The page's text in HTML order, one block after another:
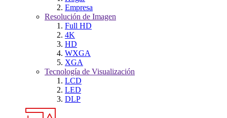
Empresa
Resolución de Imagen
Full HD
4K
HD
WXGA
XGA
Tecnología de Visualización
LCD
LED
DLP